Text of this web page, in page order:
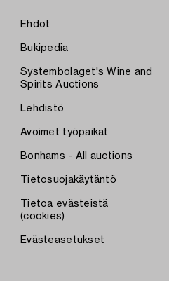
Ehdot
Bukipedia
Systembolaget's Wine and
Spirits Auctions
Lehdistö
Avoimet työpaikat
Bonhams - All auctions
Tietosuojakäytäntö
Tietoa evästeistä
(cookies)
Evästeasetukset